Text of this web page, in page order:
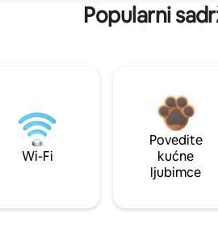
Popularni
Wi-Fi
Povedite
kućne
ljubimce